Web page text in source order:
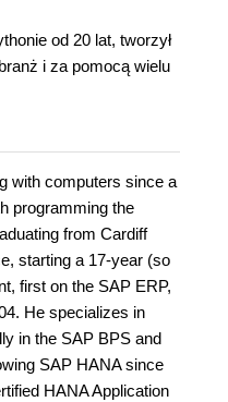
od 20 lat, tworzył
i za pomocą wielu
with computers since a
programming the
from Cardiff
starting a 17-year (so
first on the SAP ERP,
He specializes in
in the SAP BPS and
SAP HANA since
HANA Application